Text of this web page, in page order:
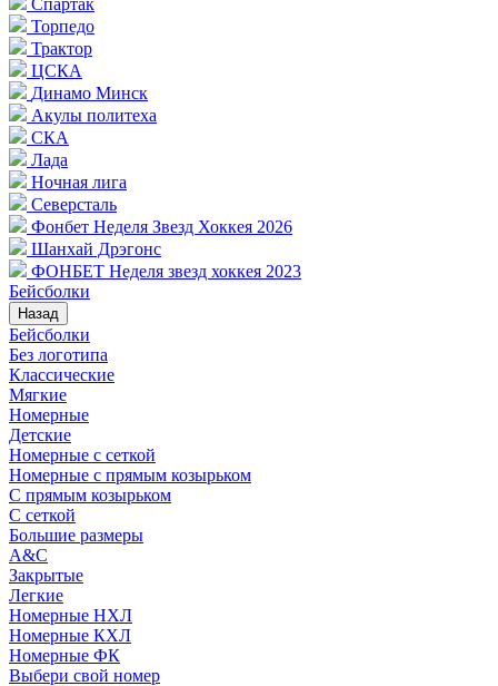
Спартак
Торпедо
Трактор
ЦСКА
Динамо Минск
Акулы политеха
СКА
Лада
Ночная лига
Северсталь
Фонбет Неделя Звезд Хоккея 2026
Шанхай Дрэгонс
ФОНБЕТ Неделя звезд хоккея 2023
Бейсболки
Назад
Бейсболки
Без логотипа
Классические
Мягкие
Номерные
Детские
Номерные с сеткой
Номерные с прямым козырьком
С прямым козырьком
С сеткой
Большие размеры
A&C
Закрытые
Легкие
Номерные НХЛ
Номерные КХЛ
Номерные ФК
Выбери свой номер